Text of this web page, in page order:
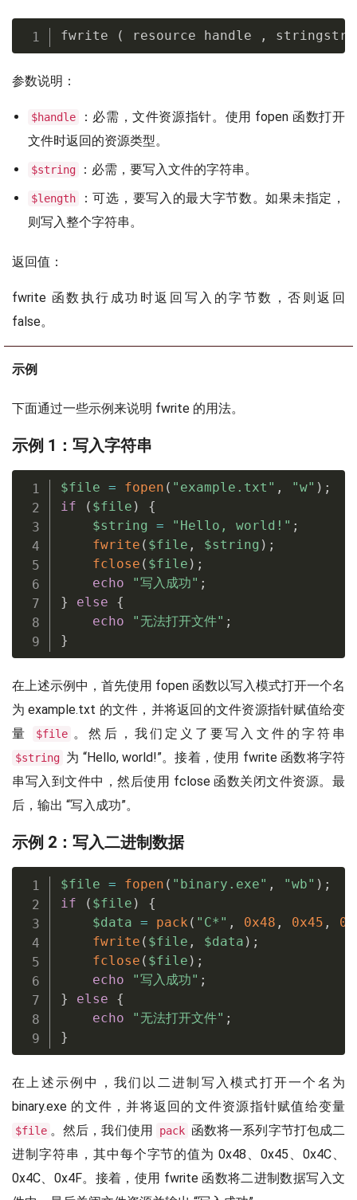
fwrite ( resource handle ,
参数说明：
$handle
：必需，文件资源指针。使用 fopen 函数打开
文件时返回的资源类型。
$string ：必需，要写入文件的字符串。
$length
：可选，要写入的最大字节数。如果未指定，
则写入整个字符串。
返回值：
fwrite 函数执行成功时返回写入的字节数，否则返回
false。
示例
下面通过一些示例来说明 fwrite 的用法。
示例 1：写入字符串
$file = fopen ( "example.txt" , "w" ) ;
if
( $file )
{
$string
= "Hello, world!" ;
fwrite ( $file , $string ) ;
fclose ( $file ) ;
echo
"写入成功" ;
}
else
{
echo
"无法打开文件" ;
}
在上述示例中，首先使用 fopen 函数以写入模式打开一个名
为 example.txt 的文件，并将返回的文件资源指针赋值给变
量
$file 。然后，我们定义了要写入文件的字符串
$string 为 “Hello, world!”。接着，使用 fwrite 函数将字符
串写入到文件中，然后使用 fclose 函数关闭文件资源。最
后，输出 “写入成功”。
示例 2：写入二进制数据
$file = fopen ( "binary.exe" , "wb" ) ;
if
( $file )
{
$data = pack ( "C*" , 0x48 , 0x45 ,
fwrite ( $file , $data ) ;
fclose ( $file ) ;
echo
"写入成功" ;
}
else
{
echo
"无法打开文件" ;
}
在上述示例中，我们以二进制写入模式打开一个名为
binary.exe 的文件，并将返回的文件资源指针赋值给变量
$file 。然后，我们使用 pack 函数将一系列字节打包成二
进制字符串，其中每个字节的值为 0x48、0x45、0x4C、
0x4C、0x4F。接着，使用 fwrite 函数将二进制数据写入文